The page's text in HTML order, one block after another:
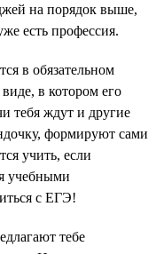
на порядок выше,
есть профессия.
в обязательном
в котором его
тебя ждут и другие
формируют сами
учить, если
учебными
с ЕГЭ!
тебе